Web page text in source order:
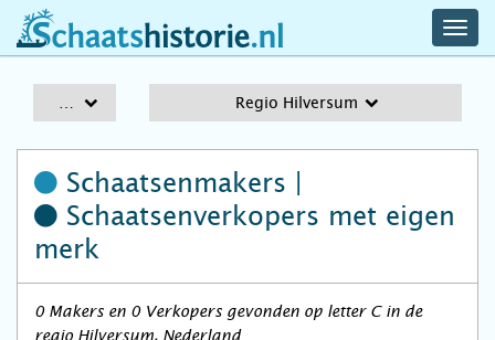
schaatshistorie.nl
Regio Hilversum
Schaatsenmakers |
Schaatsenverkopers met eigen
merk
0 Makers en 0 Verkopers gevonden op letter C in de
regio Hilversum, Nederland